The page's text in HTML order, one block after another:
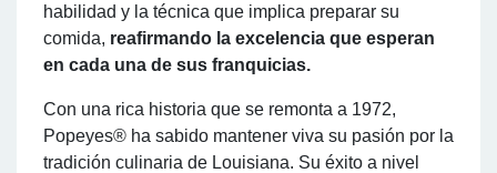
habilidad y la técnica que implica preparar su
comida, reafirmando la excelencia que esperan
en cada una de sus franquicias.
Con una rica historia que se remonta a 1972,
Popeyes® ha sabido mantener viva su pasión por la
tradición culinaria de Louisiana. Su éxito a nivel